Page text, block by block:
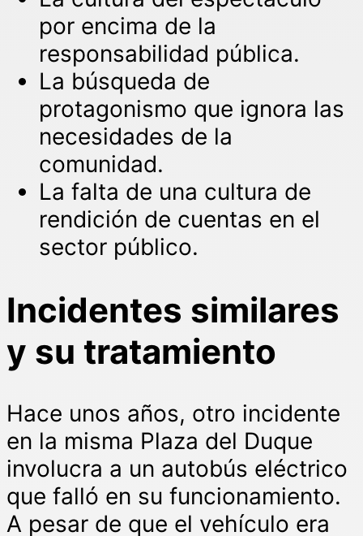
por encima de la
responsabilidad pública.
La búsqueda de
protagonismo que ignora las
necesidades de la
comunidad.
La falta de una cultura de
rendición de cuentas en el
sector público.
Incidentes similares
y su tratamiento
Hace unos años, otro incidente
en la misma Plaza del Duque
involucra a un autobús eléctrico
que falló en su funcionamiento.
A pesar de que el vehículo era